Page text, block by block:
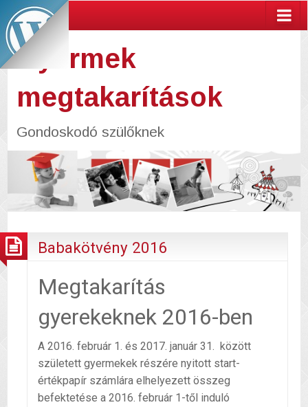
Gyermek
megtakarítások
Gondoskodó szülőknek
Babakötvény 2016
Megtakarítás
gyerekeknek 2016-ben
A 2016. február 1. és 2017. január 31. között
született gyermekek részére nyitott start-
értékpapír számlára elhelyezett összeg
befektetése a 2016. február 1-től induló